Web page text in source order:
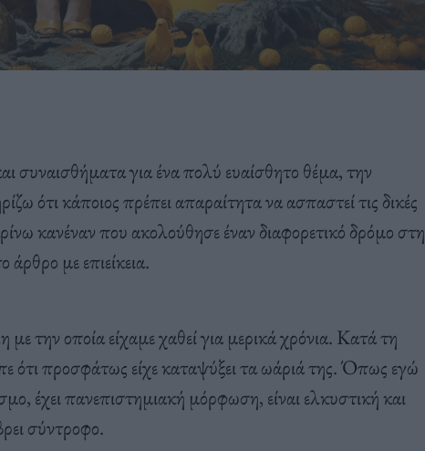
συναισθήματα για ένα πολύ ευαίσθητο θέμα, την
ότι κάποιος πρέπει απαραίτητα να ασπαστεί τις δικές
κανέναν που ακολούθησε έναν διαφορετικό δρόμο στη
με επιείκεια.
την οποία είχαμε χαθεί για μερικά χρόνια. Κατά τη
ότι προσφάτως είχε καταψύξει τα ωάριά της. Όπως εγώ
έχει πανεπιστημιακή μόρφωση, είναι ελκυστική και
σύντροφο.